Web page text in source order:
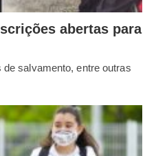
abertas para
salvamento, entre outras